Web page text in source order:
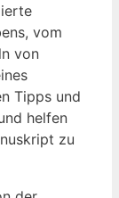
vom
von
Tipps und
helfen
zu